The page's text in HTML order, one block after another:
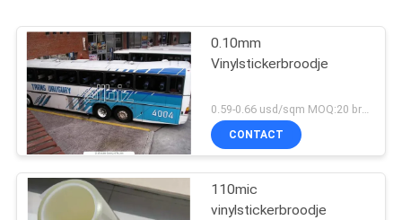
0.10mm
Vinylstickerbroodje
0.59-0.66 usd/sqm MOQ:20 broodjes
CONTACT
110mic
vinylstickerbroodje